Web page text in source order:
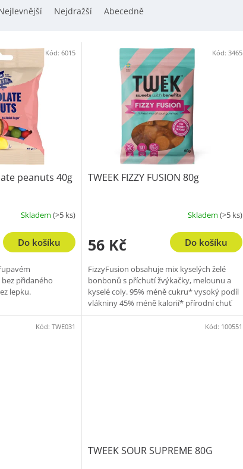
Nejdražší Abecedně
peanuts 40g
Skladem (>5 ks)
Do košíku
přidaného
lepku.
Kód: 6015
TWEEK FIZZY FUSION 80g
Skladem (>5 ks)
56 Kč Do košíku
FizzyFusion obsahuje mix kyselých želé
bonbonů s příchutí žvýkačky, melounu a
kyselé coly. 95% méně cukru* vysoký podíl
vlákniny 45% méně kalorií* přírodní chuť
&...
Kód: 3465
Kód: TWE031
TWEEK SOUR SUPREME 80G
Kód: 100551